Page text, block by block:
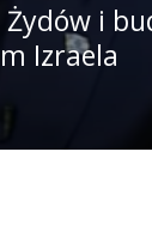
i
Izraela